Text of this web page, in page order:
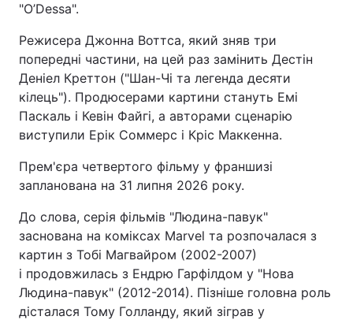
"O’Dessa".
Режисера Джонна Воттса, який зняв три
попередні частини, на цей раз замінить Дестін
Деніел Креттон ("Шан-Чі та легенда десяти
кілець"). Продюсерами картини стануть Емі
Паскаль і Кевін Файгі, а авторами сценарію
виступили Ерік Соммерс і Кріс Маккенна.
Прем'єра четвертого фільму у франшизі
запланована на 31 липня 2026 року.
До слова, серія фільмів "Людина-павук"
заснована на коміксах Marvel та розпочалася з
картин з Тобі Магвайром (2002-2007)
і продовжилась з Ендрю Гарфілдом у "Нова
Людина-павук" (2012-2014). Пізніше головна роль
дісталася Тому Голланду, який зіграв у